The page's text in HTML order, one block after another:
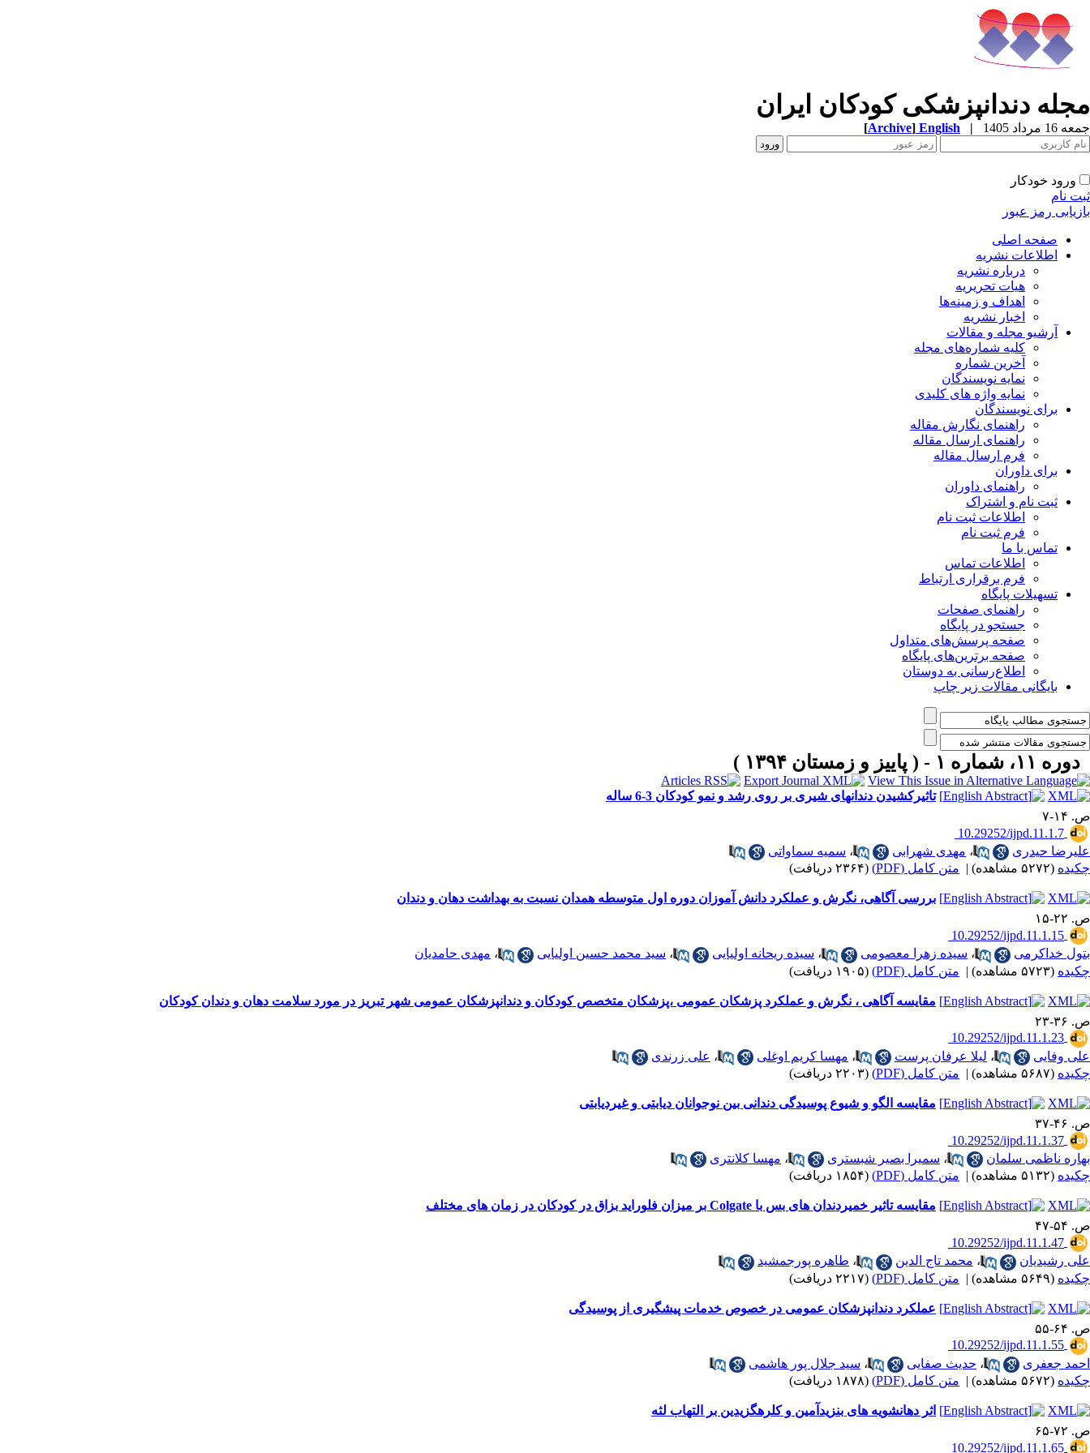
مجله دندانپزشکی کودکان ایران
جمعه 16 مرداد 1405 |
English
[Archive]
ورود خودکار
ثبت نام
بازیابی رمز عبور
صفحه اصلی
اطلاعات نشریه
درباره نشریه
هیات تحریریه
اهداف و زمینه‌ها
اخبار نشریه
آرشیو مجله و مقالات
کلیه شماره‌های مجله
آخرین شماره
نمایه نویسندگان
نمایه واژه های کلیدی
برای نویسندگان
راهنمای نگارش مقاله
راهنمای ارسال مقاله
فرم ارسال مقاله
برای داوران
راهنمای داوران
ثبت نام و اشتراک
اطلاعات ثبت نام
فرم ثبت نام
تماس با ما
اطلاعات تماس
فرم برقراری ارتباط
تسهیلات پایگاه
راهنمای صفحات
جستجو در پایگاه
صفحه پرسش‌های متداول
صفحه برترین‌های پایگاه
اطلاع‌رسانی به دوستان
بایگانی مقالات زیر چاپ
دوره ۱۱، شماره ۱ - ( پاییز و زمستان ۱۳۹۴ )
تاثیرکشیدن دندانهای شیری بر روی رشد و نمو کودکان 3-6 ساله
ص. ۱۴-۷
‎ 10.29252/ijpd.11.1.7
علیرضا حیدری
، مهدی شهرابی ، سمیه سماواتی
چکیده (۵۲۷۲ مشاهده) | متن کامل (PDF) (۲۳۶۴ دریافت)
بررسی آگاهی، نگرش و عملکرد دانش آموزان دوره اول متوسطه همدان نسبت به بهداشت دهان و دندان
ص. ۲۲-۱۵
‎ 10.29252/ijpd.11.1.15
بتول خداکرمی
، سیده زهرا معصومی ، سیده ریحانه اولیایی ، سید محمد حسین اولیایی ، مهدی حامدیان
چکیده (۵۷۲۳ مشاهده) | متن کامل (PDF) (۱۹۰۵ دریافت)
مقایسه آگاهی ، نگرش و عملکرد پزشکان عمومی ،پزشکان متخصص کودکان و دندانپزشکان عمومی شهر تبریز در مورد سلامت دهان و دندان کودکان
ص. ۳۶-۲۳
‎ 10.29252/ijpd.11.1.23
علی وفایی
، لیلا عرفان پرست ، مهسا کریم اوغلی ، علی زرندی
چکیده (۵۶۸۷ مشاهده) | متن کامل (PDF) (۲۲۰۳ دریافت)
مقایسه الگو و شیوع پوسیدگی دندانی بین نوجوانان دیابتی و غیردیابتی
ص. ۴۶-۳۷
‎ 10.29252/ijpd.11.1.37
بهاره ناظمی سلمان
، سمیرا بصیر شبستری ، مهسا کلانتری
چکیده (۵۱۳۲ مشاهده) | متن کامل (PDF) (۱۸۵۴ دریافت)
مقایسه تاثیر خمیردندان های بس با Colgate بر میزان فلوراید بزاق در کودکان در زمان های مختلف
ص. ۵۴-۴۷
‎ 10.29252/ijpd.11.1.47
علی رشیدیان
، محمد تاج الدین ، طاهره پورجمشید
چکیده (۵۶۴۹ مشاهده) | متن کامل (PDF) (۲۲۱۷ دریافت)
عملکرد دندانپزشکان عمومی در خصوص خدمات پیشگیری از پوسیدگی
ص. ۶۴-۵۵
‎ 10.29252/ijpd.11.1.55
احمد جعفری
، حدیث صفایی ، سید جلال پور هاشمی
چکیده (۵۶۷۲ مشاهده) | متن کامل (PDF) (۱۸۷۸ دریافت)
اثر دهانشویه های بنزیدآمین و کلرهگزیدین بر التهاب لثه
ص. ۷۲-۶۵
‎ 10.29252/ijpd.11.1.65